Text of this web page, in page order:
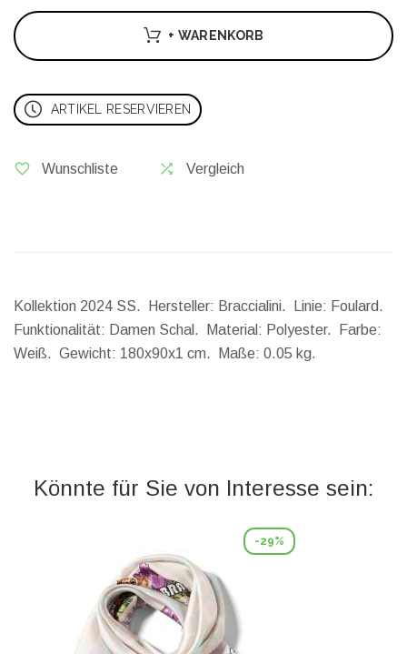
+ WARENKORB
ARTIKEL RESERVIEREN
Wunschliste Vergleich
Kollektion 2024 SS. Hersteller: Braccialini. Linie: Foulard.
Funktionalität: Damen Schal. Material: Polyester. Farbe:
Weiß. Gewicht: 180x90x1 cm. Maße: 0.05 kg.
Könnte für Sie von Interesse sein:
-29%